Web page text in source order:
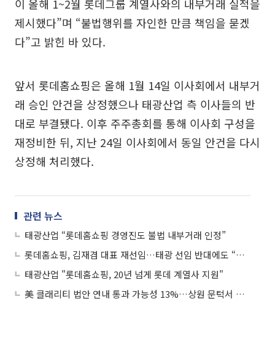
이 올해 1~2월 롯데그룹 계열사와의 내부거래 실적을
제시했다”며 “불법행위를 자인한 만큼 책임을 묻겠
다”고 밝힌 바 있다.
앞서 롯데홈쇼핑은 올해 1월 14일 이사회에서 내부거
래 승인 안건을 상정했으나 태광산업 측 이사들의 반
대로 부결됐다. 이후 주주총회를 통해 이사회 구성을
재정비한 뒤, 지난 24일 이사회에서 동일 안건을 다시
상정해 처리했다.
관련 뉴스
태광산업 “롯데홈쇼핑 경영진도 불법 내부거래 인정”
롯데홈쇼핑, 김재겸 대표 재선임…태광 선임 반대에도 “적법한 절차 따른 조치”
태광산업 "롯데홈쇼핑, 20년 넘게 롯데 계열사 지원"
美 클래리티 법안 연내 통과 가능성 13%…상원 문턱서 제동